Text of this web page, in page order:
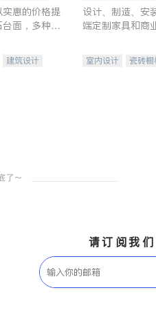
惠的价格提
面，多种优
择。
建筑设计
设计、制造、安
端定制家具和商
室内设计 瓷砖橱
请订阅我